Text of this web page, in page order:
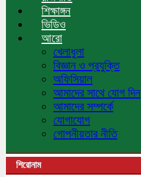
শিক্ষাঙ্গন
ভিডিও
আরো
খেলাধুলা
বিজ্ঞান ও প্রযুক্তি
অফিসিয়াল
আমাদের সাথে যোগ দিন
আমাদের সম্পর্কে
যোগাযোগ
গোপনীয়তার নীতি
শিরোনাম